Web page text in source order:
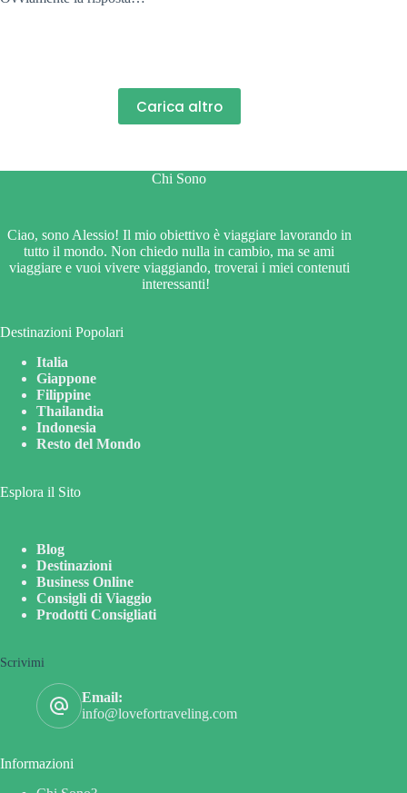
Carica altro
Chi Sono
Ciao, sono Alessio! Il mio obiettivo è viaggiare lavorando in
tutto il mondo. Non chiedo nulla in cambio, ma se ami
viaggiare e vuoi vivere viaggiando, troverai i miei contenuti
interessanti!
Destinazioni Popolari
Italia
Giappone
Filippine
Thailandia
Indonesia
Resto del Mondo
Esplora il Sito
Blog
Destinazioni
Business Online
Consigli di Viaggio
Prodotti Consigliati
Scrivimi
Email:
info@lovefortraveling.com
Informazioni